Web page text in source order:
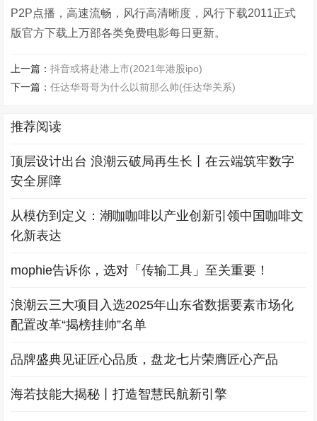
P2P点播，高速流畅，风行高清晰度，风行下载2011正式
版官方下载上万部各类免费电影每日更新。
上一篇：抖音或将赴港上市(2021年港股ipo)
下一篇：任达华哥哥为什么以前那么帅(任达华关系)
推荐阅读
顶层设计出台 浪潮云破局再生长丨在云端筑牢数字
安全屏障
从模仿到定义：潮咖咖啡以产业创新引领中国咖啡文
化新表达
mophie告诉你，选对「传输工具」至关重要！
浪潮云三大项目入选2025年山东省数据要素市场化
配置改革“揭榜挂帅”名单
品牌盛典见证匠心品质，盘龙七片荣膺匠心产品
海若技能大揭秘丨打造智慧民航新引擎